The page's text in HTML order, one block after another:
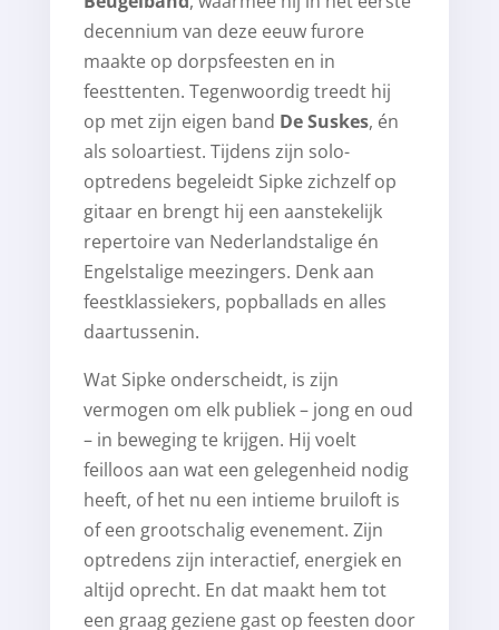
decennium van deze eeuw furore
maakte op dorpsfeesten en in
feesttenten. Tegenwoordig treedt hij
op met zijn eigen band De Suskes, én
als soloartiest. Tijdens zijn solo-
optredens begeleidt Sipke zichzelf op
gitaar en brengt hij een aanstekelijk
repertoire van Nederlandstalige én
Engelstalige meezingers. Denk aan
feestklassiekers, popballads en alles
daartussenin.
Wat Sipke onderscheidt, is zijn
vermogen om elk publiek – jong en oud
– in beweging te krijgen. Hij voelt
feilloos aan wat een gelegenheid nodig
heeft, of het nu een intieme bruiloft is
of een grootschalig evenement. Zijn
optredens zijn interactief, energiek en
altijd oprecht. En dat maakt hem tot
een graag geziene gast op feesten door